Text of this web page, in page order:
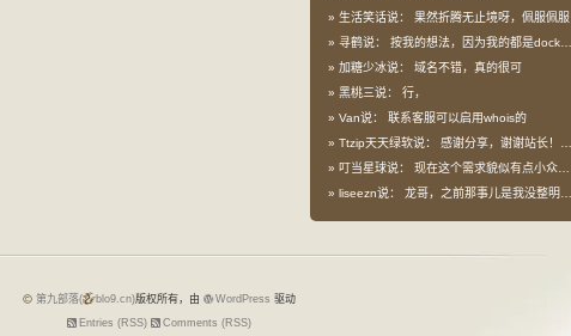
生活笑话说： 果然折腾无止境呀，佩服佩服
寻鹤说： 按我的想法，因为我的都是docker容器…
加糖少冰说： 域名不错，真的很可
黑桃三说： 行，
Van说： 联系客服可以启用whois的
Ttzip天天绿软说： 感谢分享，谢谢站长！！已收藏
叮当星球说： 现在这个需求貌似有点小众，不过工具类我也…
liseezn说： 龙哥，之前那事儿是我没整明白，搞个申请页…
第九部落( blo9.cn)版权所有，由 WordPress 驱动
Entries (RSS)
Comments (RSS)